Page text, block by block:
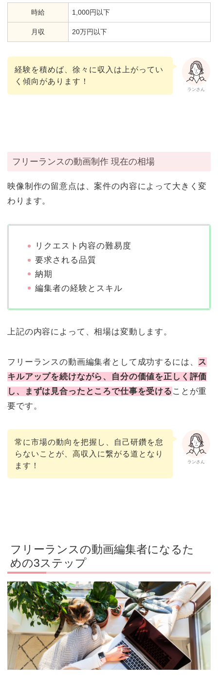
時給 1,000円以下
月収 20万円以下
ランさん
経験を積めば、徐々に収入は上がってい
く傾向があります！
フリーランスの動画制作 現在の相場
映像制作の留意点は、案件の内容によって大きく変
わります。
リクエスト内容の難易度
要求される品質
納期
編集者の経験とスキル
上記の内容によって、相場は変動します。
フリーランスの動画編集者として成功するには、 ス
キルアップを続けながら、自分の価値を正しく評価
し、まずは見合ったところで仕事を受ける ことが重
要です。
ランさん
常に市場の動向を把握し、自己研鑽を怠
らないことが、高収入に繋がる道となり
ます！
フリーランスの動画編集者になるた
めの3ステップ